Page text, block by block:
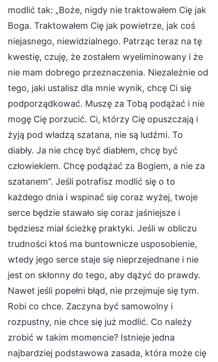
modlić tak: „Boże, nigdy nie traktowałem Cię jak
Boga. Traktowałem Cię jak powietrze, jak coś
niejasnego, niewidzialnego. Patrząc teraz na tę
kwestię, czuję, że zostałem wyeliminowany i że
nie mam dobrego przeznaczenia. Niezależnie od
tego, jaki ustalisz dla mnie wynik, chcę Ci się
podporządkować. Muszę za Tobą podążać i nie
mogę Cię porzucić. Ci, którzy Cię opuszczają i
żyją pod władzą szatana, nie są ludźmi. To
diabły. Ja nie chcę być diabłem, chcę być
człowiekiem. Chcę podążać za Bogiem, a nie za
szatanem”. Jeśli potrafisz modlić się o to
każdego dnia i wspinać się coraz wyżej, twoje
serce będzie stawało się coraz jaśniejsze i
będziesz miał ścieżkę praktyki. Jeśli w obliczu
trudności ktoś ma buntownicze usposobienie,
wtedy jego serce staje się nieprzejednane i nie
jest on skłonny do tego, aby dążyć do prawdy.
Nawet jeśli popełni błąd, nie przejmuje się tym.
Robi co chce. Zaczyna być samowolny i
rozpustny, nie chce się już modlić. Co należy
zrobić w takim momencie? Istnieje jedna
najbardziej podstawowa zasada, która może cię